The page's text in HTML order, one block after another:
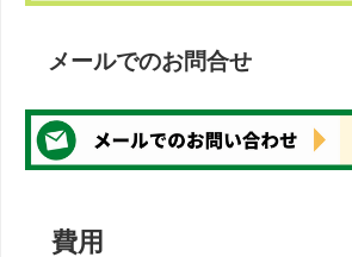
メールでのお問合せ
費用